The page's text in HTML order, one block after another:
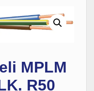
MPLM
R50